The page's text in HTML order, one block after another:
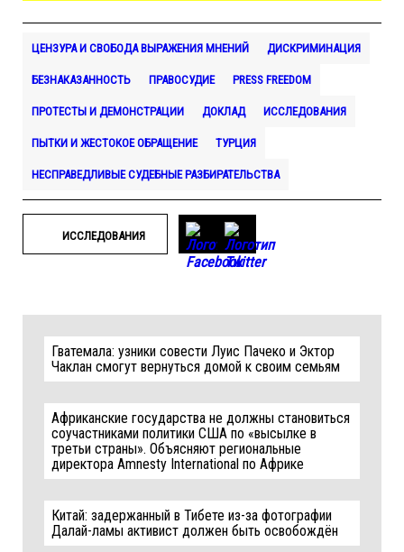
ЦЕНЗУРА И СВОБОДА ВЫРАЖЕНИЯ МНЕНИЙ ДИСКРИМИНАЦИЯ
БЕЗНАКАЗАННОСТЬ ПРАВОСУДИЕ PRESS FREEDOM
ПРОТЕСТЫ И ДЕМОНСТРАЦИИ ДОКЛАД ИССЛЕДОВАНИЯ
ПЫТКИ И ЖЕСТОКОЕ ОБРАЩЕНИЕ ТУРЦИЯ
НЕСПРАВЕДЛИВЫЕ СУДЕБНЫЕ РАЗБИРАТЕЛЬСТВА
ИССЛЕДОВАНИЯ
Гватемала: узники совести Луис Пачеко и Эктор
Чаклан смогут вернуться домой к своим семьям
Африканские государства не должны становиться
соучастниками политики США по «высылке в
третьи страны». Объясняют региональные
директора Amnesty International по Африке
Китай: задержанный в Тибете из-за фотографии
Далай-ламы активист должен быть освобождён